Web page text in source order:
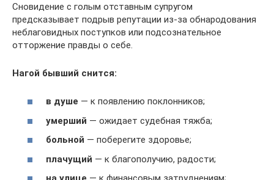
Сновидение с голым отставным супругом
предсказывает подрыв репутации из-за обнародования
неблаговидных поступков или подсознательное
отторжение правды о себе.
Нагой бывший снится:
в душе — к появлению поклонников;
умерший — ожидает судебная тяжба;
больной — поберегите здоровье;
плачущий — к благополучию, радости;